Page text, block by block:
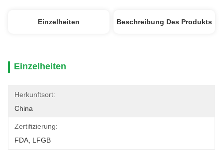
Einzelheiten Beschreibung Des Produkts
Einzelheiten
Herkunftsort:
China
Zertifizierung:
FDA, LFGB